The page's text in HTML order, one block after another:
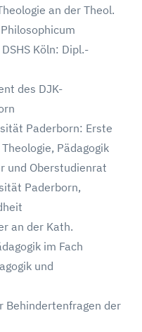
an der Theol.
Köln: Dipl.-
des DJK-
Paderborn: Erste
Pädagogik
und Oberstudienrat
Paderborn,
an der Kath.
im Fach
und
der